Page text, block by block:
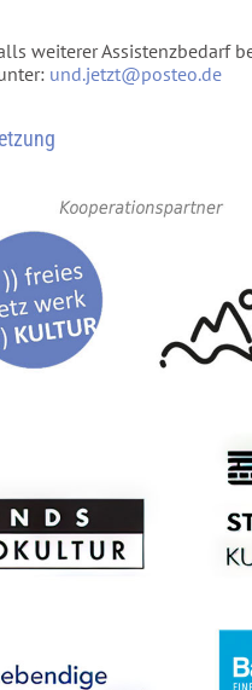
weiterer Assistenzbedarf
und.jetzt@posteo.de